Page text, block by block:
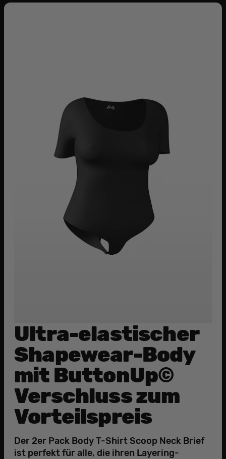
Ultra-elastischer
Shapewear-Body
mit ButtonUp©
Verschluss zum
Vorteilspreis
Der 2er Pack Body T-Shirt Scoop Neck Brief
ist perfekt für alle, die ihren Layering-